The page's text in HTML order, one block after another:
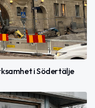
i Södertälje